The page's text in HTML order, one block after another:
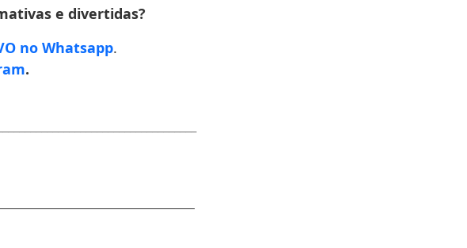
e divertidas?
no Whatsapp.
.